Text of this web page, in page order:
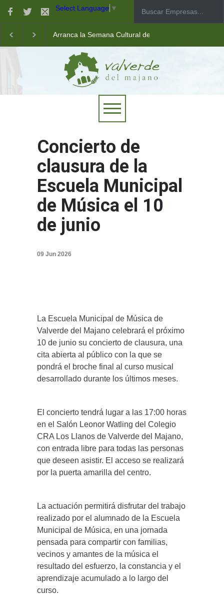
Select Language ▼
Arranca la Semana Cultural de Valverde
Taller de robótica para jóvenes
Las pistas municipales de pádel estrenan un nuevo
Concierto de
clausura de la
Escuela Municipal
de Música el 10
de junio
09 Jun 2026
La Escuela Municipal de Música de
Valverde del Majano celebrará el próximo
10 de junio su concierto de clausura, una
cita abierta al público con la que se
pondrá el broche final al curso musical
desarrollado durante los últimos meses.
El concierto tendrá lugar a las 17:00 horas
en el Salón Leonor Watling del Colegio
CRA Los Llanos de Valverde del Majano,
con entrada libre para todas las personas
que deseen asistir. El acceso se realizará
por la puerta amarilla del centro.
La actuación permitirá disfrutar del trabajo
realizado por el alumnado de la Escuela
Municipal de Música, en una jornada
pensada para compartir con familias,
vecinos y amantes de la música el
resultado del esfuerzo, la constancia y el
aprendizaje acumulado a lo largo del
curso.